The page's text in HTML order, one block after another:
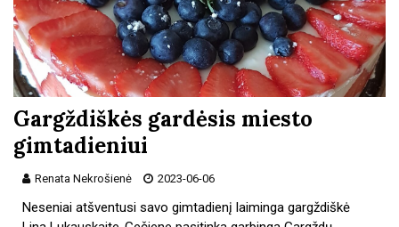
Gargždiškės gardėsis miesto
gimtadieniui
Renata Nekrošienė 2023-06-06
Neseniai atšventusi savo gimtadienį laiminga gargždiškė